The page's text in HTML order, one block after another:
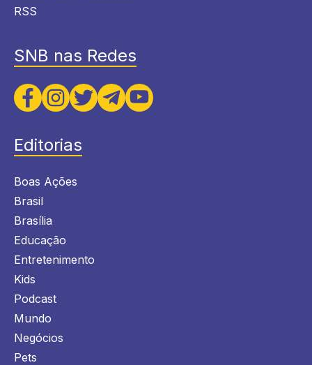
RSS
SNB nas Redes
Editorias
Boas Ações
Brasil
Brasília
Educação
Entretenimento
Kids
Podcast
Mundo
Negócios
Pets